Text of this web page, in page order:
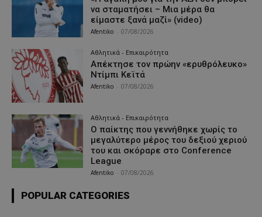
να σταματήσει – Μια μέρα θα
είμαστε ξανά μαζί» (video)
Afentiko 07/08/2026
Αθλητικά - Επικαιρότητα
Απέκτησε τον πρώην «ερυθρόλευκο»
Ντίμπι Κεϊτά
Afentiko 07/08/2026
Αθλητικά - Επικαιρότητα
Ο παίκτης που γεννήθηκε χωρίς το
μεγαλύτερο μέρος του δεξιού χεριού
του και σκόραρε στο Conference
League
Afentiko 07/08/2026
POPULAR CATEGORIES